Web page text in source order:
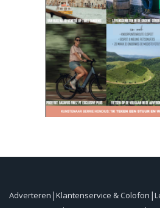
Adverteren Klantenservice & Colofon